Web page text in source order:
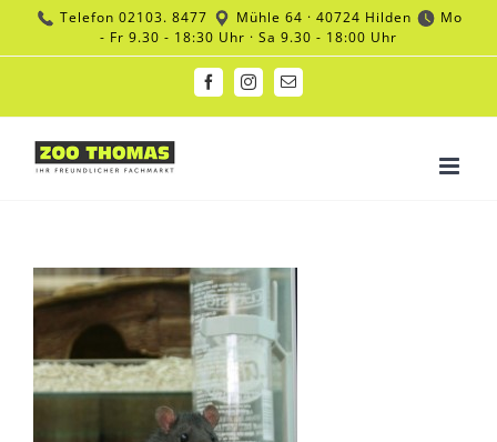
Inhalt
springen
Telefon 02103. 8477 Mühle 64 · 40724 Hilden
Mo
- Fr 9.30 - 18:30 Uhr · Sa 9.30 - 18:00 Uhr
FacebookInstagram
E-